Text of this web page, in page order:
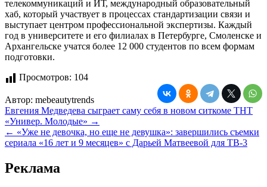
телекоммуникаций и ИТ, международный образовательный
хаб, который участвует в процессах стандартизации связи и
выступает центром профессиональной экспертизы. Каждый
год в университете и его филиалах в Петербурге, Смоленске и
Архангельске учатся более 12 000 студентов по всем формам
подготовки.
Просмотров: 104
Автор: mebeautytrends
Навигация
по
записям
Евгения Медведева сыграет саму себя в новом ситкоме ТНТ
«Универ. Молодые» →
← «Уже не девочка, но еще не девушка»: завершились съемки
сериала «16 лет и 9 месяцев» с Дарьей Матвеевой для ТВ-3
Реклама